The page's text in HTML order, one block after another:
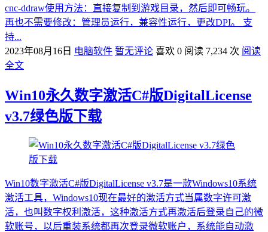
cnc-ddraw使用方法：直接复制到游戏目录，然后即可畅玩。
再也不需要修改：管理员运行，兼容性运行，更改DPI。 支
持...
2023年08月16日 电脑软件 暂无评论 喜欢 0 阅读 7,234 次 阅读
全文
Win10永久数字激活C#版DigitalLicense
v3.7绿色版下载
Win10数字激活C#版DigitalLicense v3.7是一款Windows10系统
激活工具，Windows10现在最好的激活方式当属数字许可激
活，也叫数字权利激活，这种激活方式再激活后登录自己的微
软账号，以后重装系统都再次登录微软账户，系统能自动激